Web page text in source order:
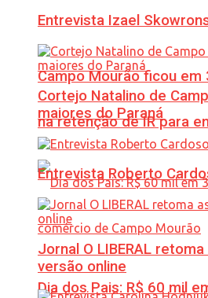
Campo Mourão ficou em
na retenção de IR para
Dia dos Pais: R$ 60 mil
Entrevista Izael
Cortejo Natalino de
maiores do Paraná
Entrevista Roberto
Jornal O LIBERAL
versão online